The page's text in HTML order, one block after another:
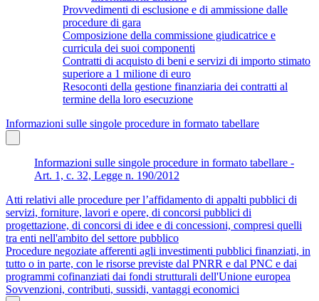
Provvedimenti di esclusione e di ammissione dalle
procedure di gara
Composizione della commissione giudicatrice e
curricula dei suoi componenti
Contratti di acquisto di beni e servizi di importo stimato
superiore a 1 milione di euro
Resoconti della gestione finanziaria dei contratti al
termine della loro esecuzione
Informazioni sulle singole procedure in formato tabellare
Informazioni sulle singole procedure in formato tabellare -
Art. 1, c. 32, Legge n. 190/2012
Atti relativi alle procedure per l’affidamento di appalti pubblici di
servizi, forniture, lavori e opere, di concorsi pubblici di
progettazione, di concorsi di idee e di concessioni, compresi quelli
tra enti nell'ambito del settore pubblico
Procedure negoziate afferenti agli investimenti pubblici finanziati, in
tutto o in parte, con le risorse previste dal PNRR e dal PNC e dai
programmi cofinanziati dai fondi strutturali dell'Unione europea
Sovvenzioni, contributi, sussidi, vantaggi economici